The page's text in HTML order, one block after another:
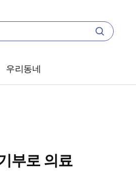
우리동네
부로 의료